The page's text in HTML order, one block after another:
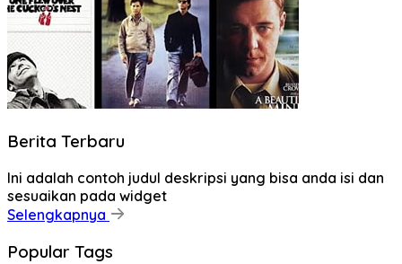
Berita Terbaru
Ini adalah contoh judul deskripsi yang bisa anda isi dan
sesuaikan pada widget
Selengkapnya
Popular Tags